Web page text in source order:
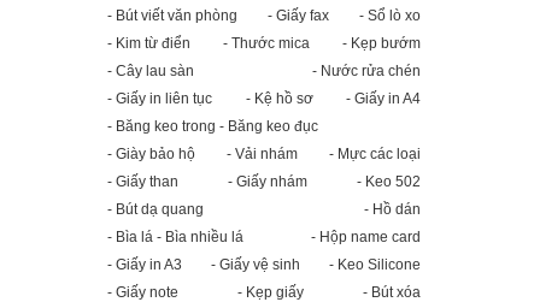
- Bút viết văn phòng - Giấy fax
- Sổ lò xo
- Kim từ điển
- Thước mica
- Kẹp bướm
- Cây lau sàn
- Nước rửa chén
- Giấy in liên tục
- Kệ hồ sơ
- Giấy in A4
- Băng keo trong - Băng keo đục
- Giày bảo hộ
- Vải nhám
- Mực các loại
- Giấy than
- Giấy nhám
- Keo 502
- Bút dạ quang
- Hồ dán
- Bìa lá - Bìa nhiều lá
- Hộp name card
- Giấy in A3
- Giấy vệ sinh
- Keo Silicone
- Giấy note
- Kẹp giấy
- Bút xóa